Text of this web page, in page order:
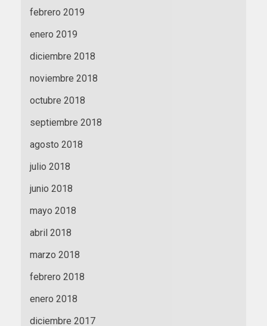
febrero 2019
enero 2019
diciembre 2018
noviembre 2018
octubre 2018
septiembre 2018
agosto 2018
julio 2018
junio 2018
mayo 2018
abril 2018
marzo 2018
febrero 2018
enero 2018
diciembre 2017